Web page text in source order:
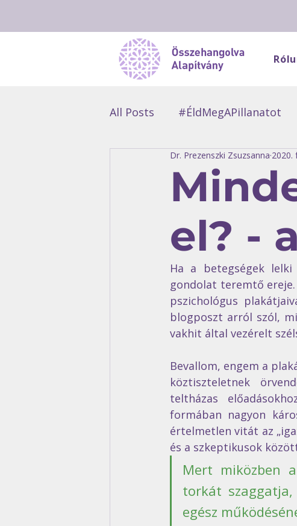
All Posts #ÉldMegAPillanatot
#ManóDuma
el? -
Dr. Prezenszki Zsuzsanna 2020.
Ha a betegségek
gondolat teremtő
pszichológus
blogposzt arról szól,
vakhit által vezérelt
Bevallom, engem a
köztiszteletnek
teltházas
formában nagyon
értelmetlen vitát az
és a szkeptikusok
Mert miközben
torkát
egész